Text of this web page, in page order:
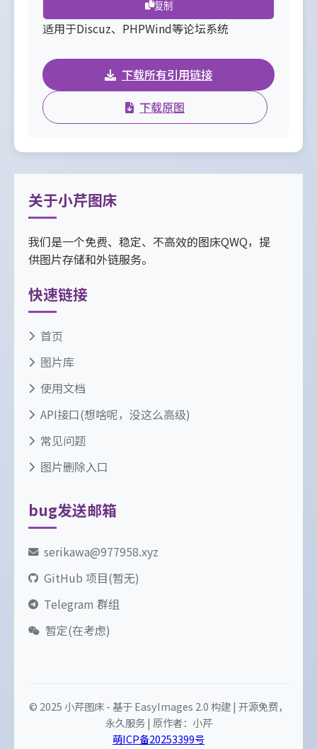
复制
适用于Discuz、PHPWind等论坛系统
下载所有引用链接
下载原图
关于小芹图床
我们是一个免费、稳定、不高效的图床QWQ，提
供图片存储和外链服务。
快速链接
首页
图片库
使用文档
API接口(想啥呢，没这么高级)
常见问题
图片删除入口
bug发送邮箱
serikawa@977958.xyz
GitHub 项目(暂无)
Telegram 群组
暂定(在考虑)
© 2025 小芹图床 - 基于 EasyImages 2.0 构建 | 开源免费，
永久服务 | 原作者：小芹
萌ICP备20253399号